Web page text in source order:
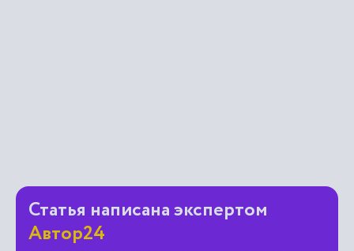
Статья написана экспертом
Автор24